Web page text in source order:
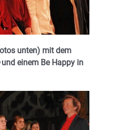
unten) mit dem
und einem Be Happy in